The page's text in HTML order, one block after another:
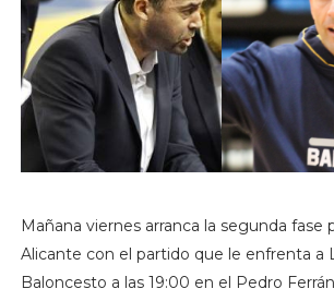
Mañana viernes arranca la segunda fase
Alicante con el partido que le enfrenta a
Baloncesto a las 19:00 en el Pedro